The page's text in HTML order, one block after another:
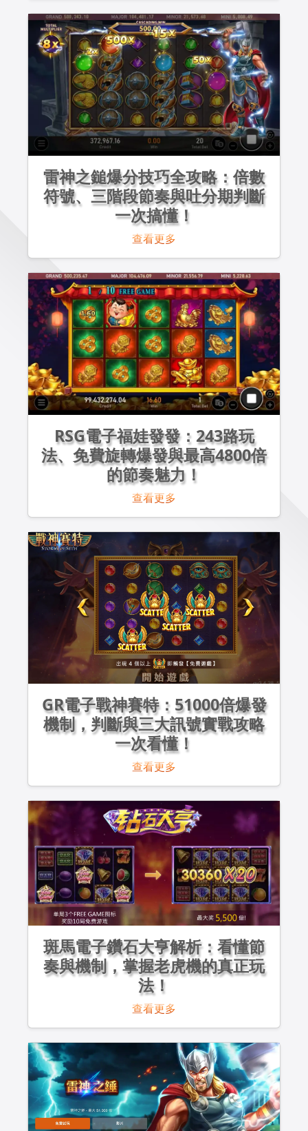
雷神之鎚爆分技巧全攻略：倍數
符號、三階段節奏與吐分期判斷
一次搞懂！
查看更多
RSG電子福娃發發：243路玩
法、免費旋轉爆發與最高4800倍
的節奏魅力！
查看更多
GR電子戰神賽特：51000倍爆發
機制，判斷與三大訊號實戰攻略
一次看懂！
查看更多
斑馬電子鑽石大亨解析：看懂節
奏與機制，掌握老虎機的真正玩
法！
查看更多